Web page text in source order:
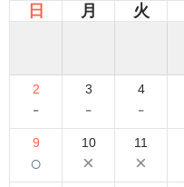
日
月 火
2
-
3
-
4
-
9
○
10
×
11
×